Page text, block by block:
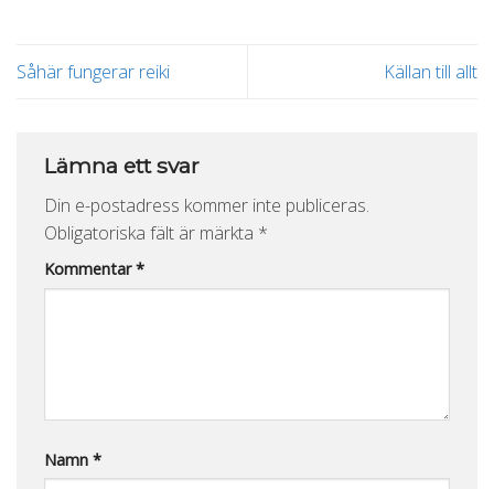
Såhär fungerar reiki Källan till allt
Lämna ett svar
Din e-postadress kommer inte publiceras.
Obligatoriska fält är märkta *
Kommentar*
Namn *